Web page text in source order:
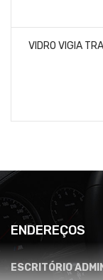
VIDRO VIGIA
ENDEREÇOS
ESCRITÓRIO